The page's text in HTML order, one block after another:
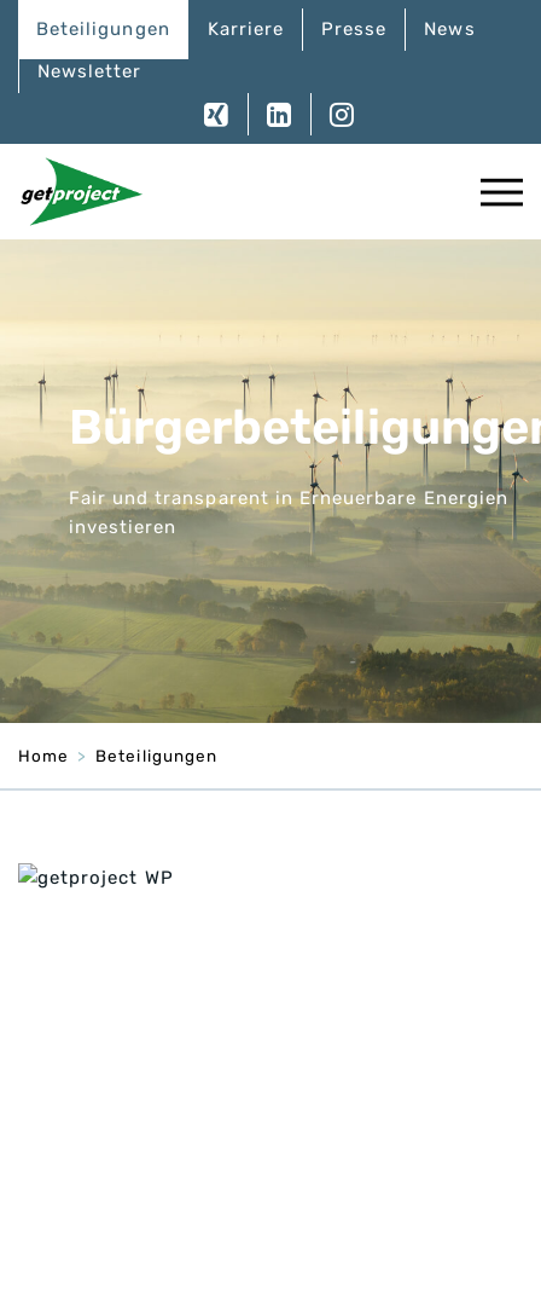
Beteiligungen Karriere Presse
News
Newsletter
Fair und transparent in Erneuerbare Energien
investieren
Home Beteiligungen